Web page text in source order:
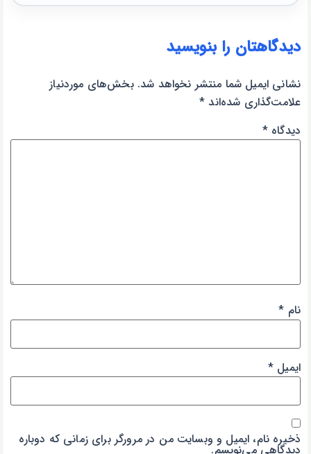
دیدگاهتان را بنویسید
نشانی ایمیل شما منتشر نخواهد شد. بخش‌های موردنیاز
علامت‌گذاری شده‌اند *
دیدگاه*
نام *
ایمیل *
ذخیره نام، ایمیل و وبسایت من در مرورگر برای زمانی که دوباره
دیدگاهی می‌نویسم.